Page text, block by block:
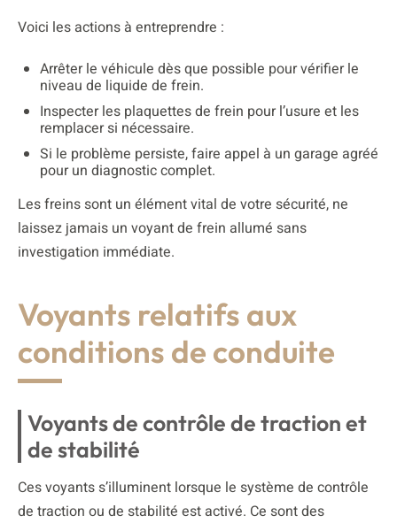
Voici les actions à entreprendre :
Arrêter le véhicule dès que possible pour vérifier le
niveau de liquide de frein.
Inspecter les plaquettes de frein pour l’usure et les
remplacer si nécessaire.
Si le problème persiste, faire appel à un garage agréé
pour un diagnostic complet.
Les freins sont un élément vital de votre sécurité, ne
laissez jamais un voyant de frein allumé sans
investigation immédiate.
Voyants relatifs aux
conditions de conduite
Voyants de contrôle de traction et
de stabilité
Ces voyants s’illuminent lorsque le système de contrôle
de traction ou de stabilité est activé. Ce sont des